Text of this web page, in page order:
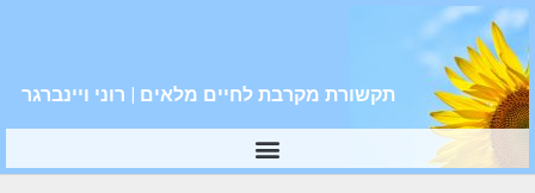
תקשורת מקרבת לחיים מלאים | רוני ויינברגר